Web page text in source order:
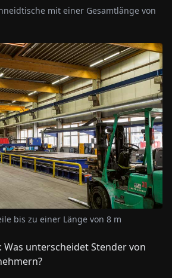
mit einer Gesamtlänge von
bis zu einer Länge von 8 m
: Was unterscheidet Stender von